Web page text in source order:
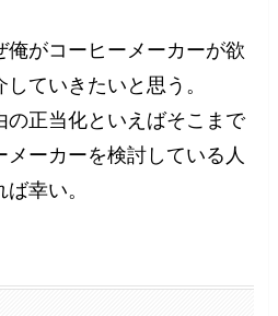
俺がコーヒーメーカーが欲
ていきたいと思う。
の正当化といえばそこまで
ーカーを検討している人
幸い。